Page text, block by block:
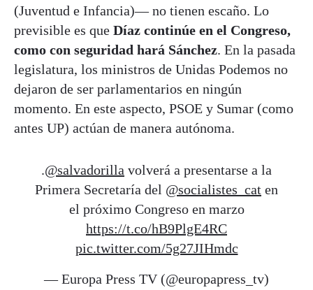
(Juventud e Infancia)— no tienen escaño. Lo
previsible es que Díaz continúe en el Congreso,
como con seguridad hará Sánchez. En la pasada
legislatura, los ministros de Unidas Podemos no
dejaron de ser parlamentarios en ningún
momento. En este aspecto, PSOE y Sumar (como
antes UP) actúan de manera autónoma.
.@salvadorilla volverá a presentarse a la
Primera Secretaría del @socialistes_cat en
el próximo Congreso en marzo
https://t.co/hB9PlgE4RC
pic.twitter.com/5g27JIHmdc
— Europa Press TV (@europapress_tv)